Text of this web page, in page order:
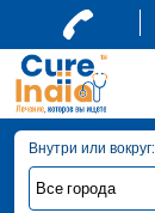
Внутри или вокруг: